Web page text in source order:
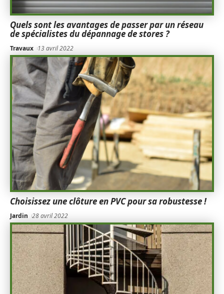
Quels sont les avantages de passer par un réseau
de spécialistes du dépannage de stores ?
Travaux 13 avril 2022
Choisissez une clôture en PVC pour sa robustesse !
Jardin 28 avril 2022